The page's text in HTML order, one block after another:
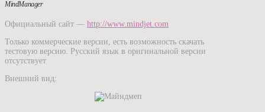
MindManager
Официальный сайт — http://www.mindjet.com
Только коммерческие версии, есть возможность скачать
тестовую версию. Русский язык в оригинальной версии
отсутствует
Внешний вид: